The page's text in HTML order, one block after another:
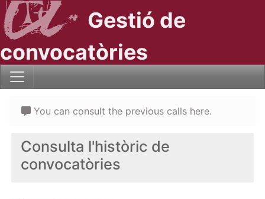
Gestió de
convocatòries
Consulta l'històric de
convocatòries
You can consult the previous calls here.